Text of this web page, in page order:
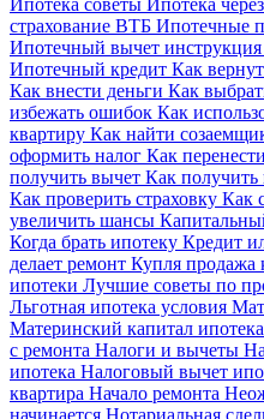
страхование ВТБ Ипотечные
Ипотечный вычет инструкция
Ипотечный кредит Как
Как внести деньги Как
избежать ошибок Как
квартиру Как найти
оформить налог Как
получить вычет Как получить
Как проверить страховку Как
увеличить шансы
Когда брать ипотеку Кредит
делает ремонт Купля продажа
ипотеки Лучшие советы по
Льготная ипотека условия
Материнский капитал ипотека
с ремонта Налоги и вычеты
ипотека Налоговый вычет
квартира Начало ремонта
начинается Нотариальная